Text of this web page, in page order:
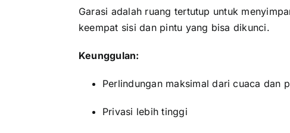
Garasi adalah ruang tertutup untuk
keempat sisi dan pintu yang bisa dikunci.
Keunggulan:
Perlindungan maksimal dari cuaca dan
Privasi lebih tinggi